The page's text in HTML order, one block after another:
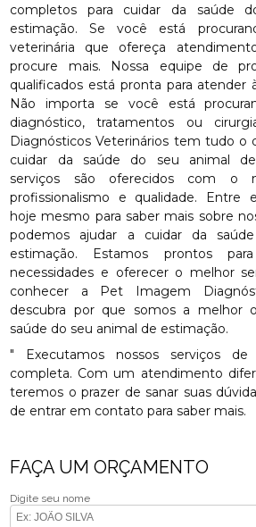
completos para cuidar da saúde
estimação. Se você está
veterinária que ofereça
procure mais. Nossa equipe de
qualificados está pronta para atender
Não importa se você está
diagnóstico, tratamentos ou
Diagnósticos Veterinários tem tudo o
cuidar da saúde do seu animal
serviços são oferecidos com o
profissionalismo e qualidade. Entre
hoje mesmo para saber mais sobre
podemos ajudar a cuidar da
estimação. Estamos prontos
necessidades e oferecer o melhor
conhecer a Pet Imagem
descubra por que somos a melhor
saúde do seu animal de estimação.
" Executamos nossos serviços
completa. Com um atendimento
teremos o prazer de sanar suas
de entrar em contato para saber mais.
FAÇA UM ORÇAMENTO
Digite seu nome